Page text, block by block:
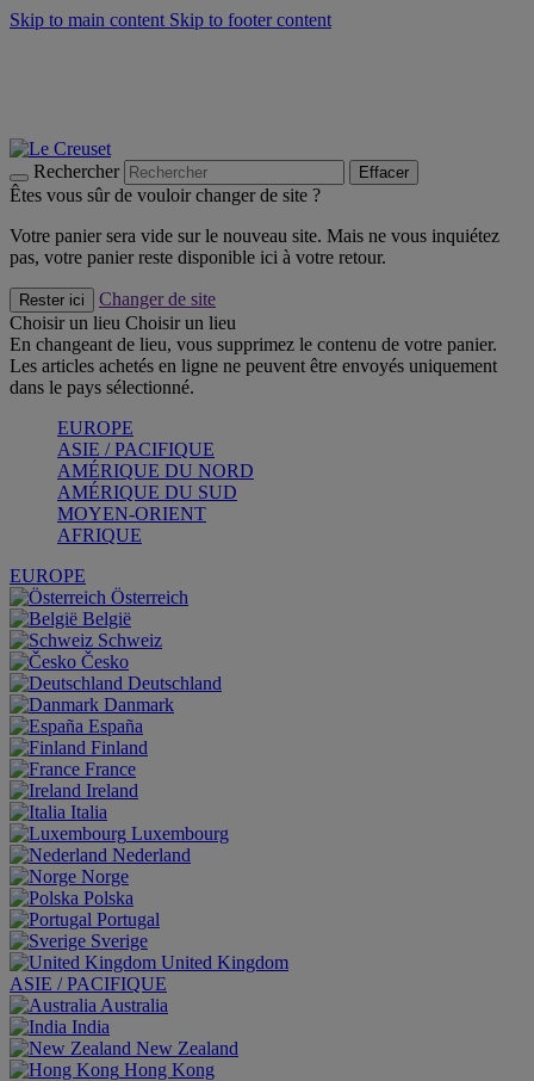
Skip to main content Skip to footer content
Rechercher Effacer
Êtes vous sûr de vouloir changer de site ?
Votre panier sera vide sur le nouveau site. Mais ne vous inquiétez
pas, votre panier reste disponible ici à votre retour.
Rester ici
Changer de site
Choisir un lieu Choisir un lieu
En changeant de lieu, vous supprimez le contenu de votre panier.
Les articles achetés en ligne ne peuvent être envoyés uniquement
dans le pays sélectionné.
EUROPE
ASIE / PACIFIQUE
AMÉRIQUE DU NORD
AMÉRIQUE DU SUD
MOYEN-ORIENT
AFRIQUE
EUROPE
Österreich
België
Schweiz
Česko
Deutschland
Danmark
España
Finland
France
Ireland
Italia
Luxembourg
Nederland
Norge
Polska
Portugal
Sverige
United Kingdom
ASIE / PACIFIQUE
Australia
India
New Zealand
Hong Kong